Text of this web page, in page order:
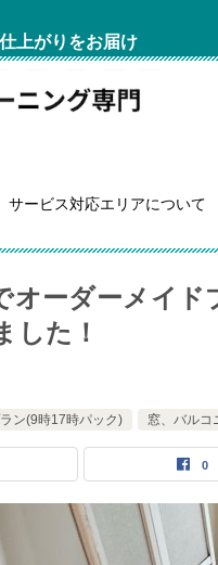
上がりをお届け
サービス対応エリアについて
オーダーメイ
した！
ン(9時17時パック) 窓、バルコ
0